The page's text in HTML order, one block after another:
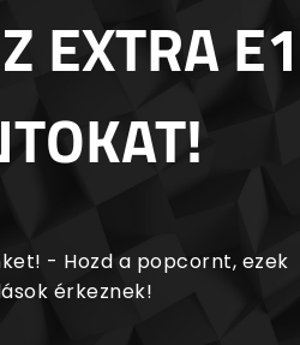
EXTRA E1
- Hozd a popcornt, ezek
érkeznek!